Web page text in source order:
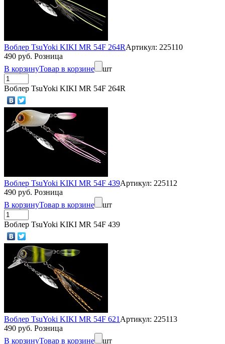
Воблер TsuYoki KIKI MR 54F 264RАртикул: 225110
490 руб. Розница
В корзинуТовар в корзине шт
Воблер TsuYoki KIKI MR 54F 264R
Воблер TsuYoki KIKI MR 54F 439Артикул: 225112
490 руб. Розница
В корзинуТовар в корзине шт
Воблер TsuYoki KIKI MR 54F 439
Воблер TsuYoki KIKI MR 54F 621 Артикул: 225113
490 руб. Розница
В корзинуТовар в корзине шт